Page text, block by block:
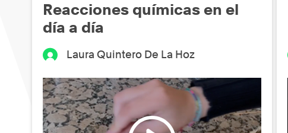
Reacciones químicas en el
día a día
Laura Quintero De La Hoz